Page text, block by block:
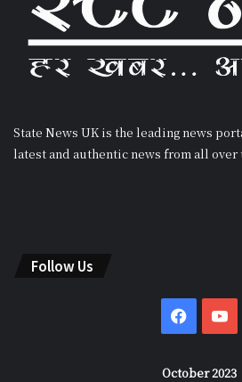
State News UK is the leading news
latest and authentic news from all over
Follow Us
October 2023